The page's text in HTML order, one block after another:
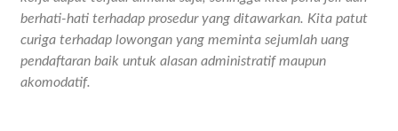
berhati-hati terhadap prosedur yang ditawarkan. Kita patut
curiga terhadap lowongan yang meminta sejumlah uang
pendaftaran baik untuk alasan administratif maupun
akomodatif.